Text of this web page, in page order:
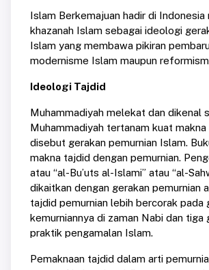
Islam Berkemajuan hadir di
khazanah Islam sebagai ideologi
Islam yang membawa pikiran
modernisme Islam maupun
Ideologi Tajdid
Muhammadiyah melekat dan dikenal
Muhammadiyah tertanam kuat
disebut gerakan pemurnian Islam.
makna tajdid dengan pemurnian.
atau “al-Bu’uts al-Islami” atau “al-
dikaitkan dengan gerakan pemurnian
tajdid pemurnian lebih bercorak pada
kemurniannya di zaman Nabi dan
praktik pengamalan Islam.
Pemaknaan tajdid dalam arti